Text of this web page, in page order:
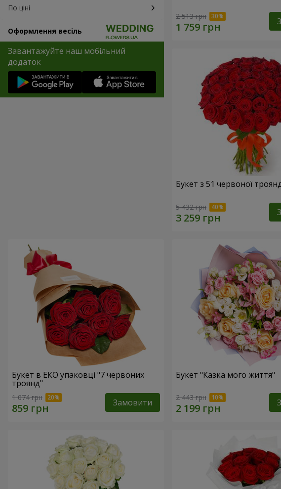
По ціні
Оформлення весіль
Завантажуйте наш мобільний
додаток
2 513 грн
Букет з 51 червоної
5 432 грн
Букет в ЕКО упаковці "7 червоних
троянд"
1 074 грн Замовити
Букет "Казка мого життя"
2 443 грн